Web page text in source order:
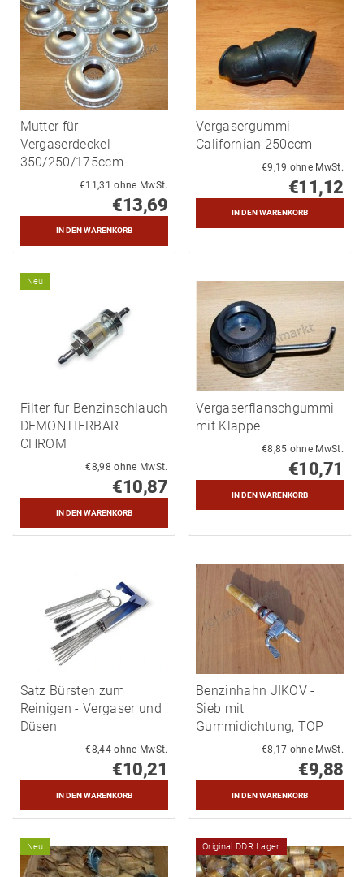
Mutter für
Vergaserdeckel
350/250/175ccm
€11,31 ohne MwSt.
€13,69
Vergasergummi
Californian 250ccm
€9,19 ohne MwSt.
€11,12
Neu
Filter für Benzinschlauch
DEMONTIERBAR
CHROM
€8,98 ohne MwSt.
€10,87
Vergaserflanschgummi
mit Klappe
€8,85 ohne MwSt.
€10,71
Satz Bürsten zum
Reinigen - Vergaser und
Düsen
€8,44 ohne MwSt.
€10,21
Benzinhahn JIKOV -
Sieb mit
Gummidichtung, TOP
€8,17 ohne MwSt.
€9,88
Neu Original DDR Lager